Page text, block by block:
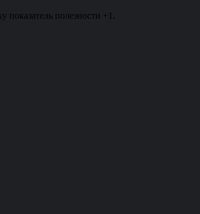
показатель полезности +1.